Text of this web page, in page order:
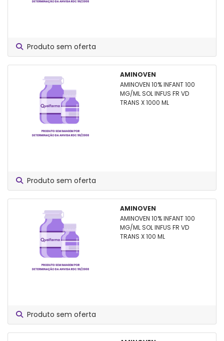
Produto sem oferta
AMINOVEN
AMINOVEN 10% INFANT 100
MG/ML SOL INFUS FR VD
TRANS X 1000 ML
Produto sem oferta
AMINOVEN
AMINOVEN 10% INFANT 100
MG/ML SOL INFUS FR VD
TRANS X 100 ML
Produto sem oferta